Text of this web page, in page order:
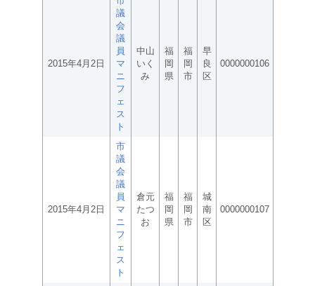
2015年4月2日
議
会
議
員
マ
ニ
フ
ェ
ス
ト
中山
いく
み
福
岡
県
福
岡
市
早
良
区
0000000106
2015年4月2日
市
議
会
議
員
マ
ニ
フ
ェ
ス
ト
倉元
たつ
お
福
岡
県
福
岡
市
城
南
区
0000000107